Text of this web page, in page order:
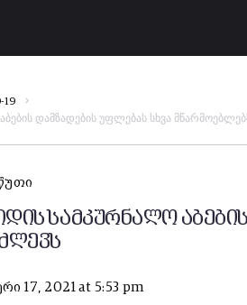
19
დამზადების უფლებას სხვა
სამკურნალო
17, 2021 at 5:53 pm